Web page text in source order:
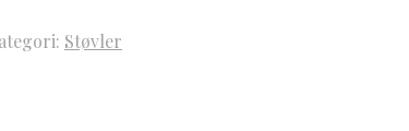
Støvler